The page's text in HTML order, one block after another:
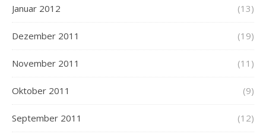
Januar 2012 (13)
Dezember 2011 (19)
November 2011 (11)
Oktober 2011 (9)
September 2011 (12)